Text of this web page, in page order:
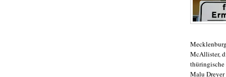
McAllister,
Malu